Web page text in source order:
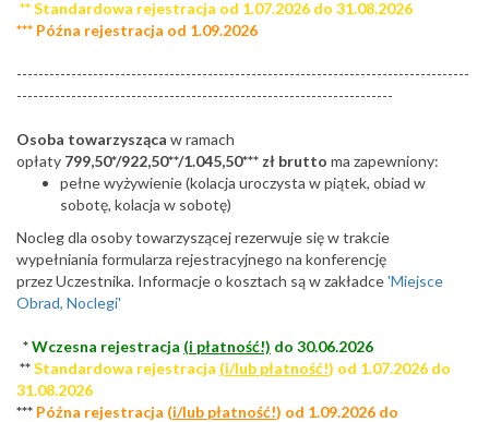
** Standardowa rejestracja od 1.07.2026 do 31.08.2026
*** Późna rejestracja od 1.09.2026
-----------------------------------------------------------------------------------
---------------------------------------------------------------------
Osoba towarzysząca w ramach
opłaty 799,50*/922,50**/1.045,50*** zł brutto ma zapewniony:
pełne wyżywienie (kolacja uroczysta w piątek, obiad w
sobotę, kolacja w sobotę)
Nocleg dla osoby towarzyszącej rezerwuje się w trakcie
wypełniania formularza rejestracyjnego na konferencję
przez Uczestnika. Informacje o kosztach są w zakładce'Miejsce
Obrad, Noclegi'
*Wczesna rejestracja (i płatność!) do 30.06.2026
**Standardowa rejestracja (i/lub płatność!) od 1.07.2026 do
31.08.2026
*** Późna rejestracja (i/lub płatność!) od 1.09.2026 do